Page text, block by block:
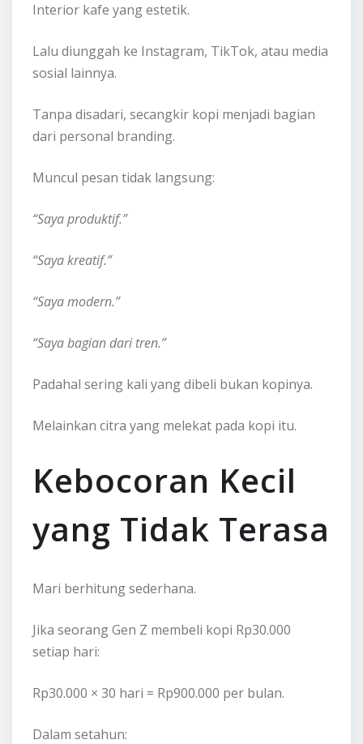
Interior kafe yang estetik.
Lalu diunggah ke Instagram, TikTok, atau media
sosial lainnya.
Tanpa disadari, secangkir kopi menjadi bagian
dari personal branding.
Muncul pesan tidak langsung:
“Saya produktif.”
“Saya kreatif.”
“Saya modern.”
“Saya bagian dari tren.”
Padahal sering kali yang dibeli bukan kopinya.
Melainkan citra yang melekat pada kopi itu.
Kebocoran Kecil
yang Tidak Terasa
Mari berhitung sederhana.
Jika seorang Gen Z membeli kopi Rp30.000
setiap hari:
Rp30.000 × 30 hari = Rp900.000 per bulan.
Dalam setahun: